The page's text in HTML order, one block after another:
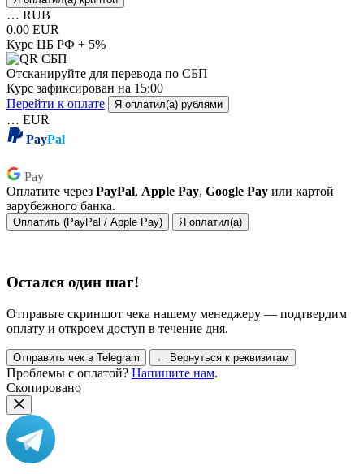
… RUB
0.00 EUR
Курс ЦБ РФ + 5%
Отсканируйте для перевода по СБП
Курс зафиксирован на 15:00
Перейти к оплате
Я оплатил(а) рублями
… EUR
PayPal
Pay
Оплатите через PayPal, Apple Pay, Google Pay или картой
зарубежного банка.
Оплатить (PayPal / Apple Pay) Я оплатил(а)
Остался один шаг!
Отправьте скриншот чека нашему менеджеру — подтвердим
оплату и откроем доступ в течение дня.
Отправить чек в Telegram ← Вернуться к реквизитам
Проблемы с оплатой? Напишите нам.
Скопировано